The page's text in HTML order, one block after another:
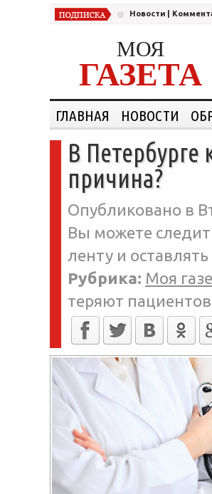
Новости
МОЯ
ГАЗЕТА
ГЛАВНАЯ НОВОСТИ
В
причина?
Опубликовано в
Вы можете
ленту и
Рубрика: Моя
теряют